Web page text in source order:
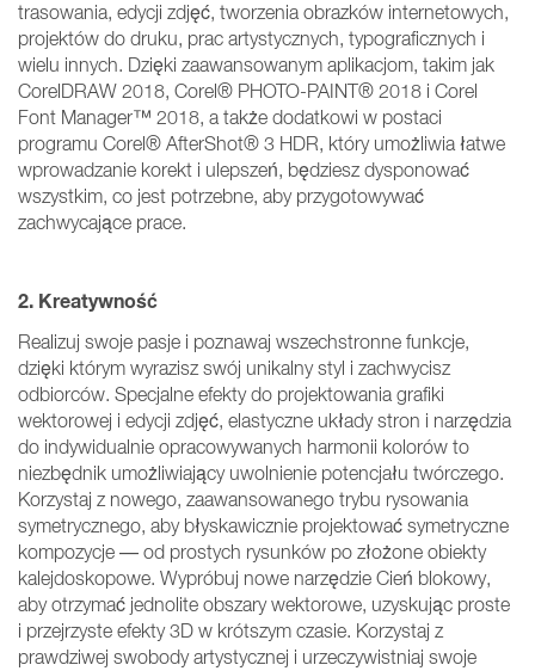
trasowania, edycji zdjęć, tworzenia obrazków internetowych,
projektów do druku, prac artystycznych, typograficznych i
wielu innych. Dzięki zaawansowanym aplikacjom, takim jak
CorelDRAW 2018, Corel® PHOTO-PAINT® 2018 i Corel
Font Manager™ 2018, a także dodatkowi w postaci
programu Corel® AfterShot® 3 HDR, który umożliwia łatwe
wprowadzanie korekt i ulepszeń, będziesz dysponować
wszystkim, co jest potrzebne, aby przygotowywać
zachwycające prace.
2. Kreatywność
Realizuj swoje pasje i poznawaj wszechstronne funkcje,
dzięki którym wyrazisz swój unikalny styl i zachwycisz
odbiorców. Specjalne efekty do projektowania grafiki
wektorowej i edycji zdjęć, elastyczne układy stron i narzędzia
do indywidualnie opracowywanych harmonii kolorów to
niezbędnik umożliwiający uwolnienie potencjału twórczego.
Korzystaj z nowego, zaawansowanego trybu rysowania
symetrycznego, aby błyskawicznie projektować symetryczne
kompozycje — od prostych rysunków po złożone obiekty
kalejdoskopowe. Wypróbuj nowe narzędzie Cień blokowy,
aby otrzymać jednolite obszary wektorowe, uzyskując proste
i przejrzyste efekty 3D w krótszym czasie. Korzystaj z
prawdziwej swobody artystycznej i urzeczywistniaj swoje